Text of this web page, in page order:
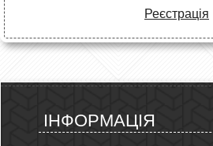
Реєстрація
ІНФОРМАЦІЯ